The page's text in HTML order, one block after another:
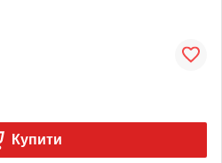
Купити